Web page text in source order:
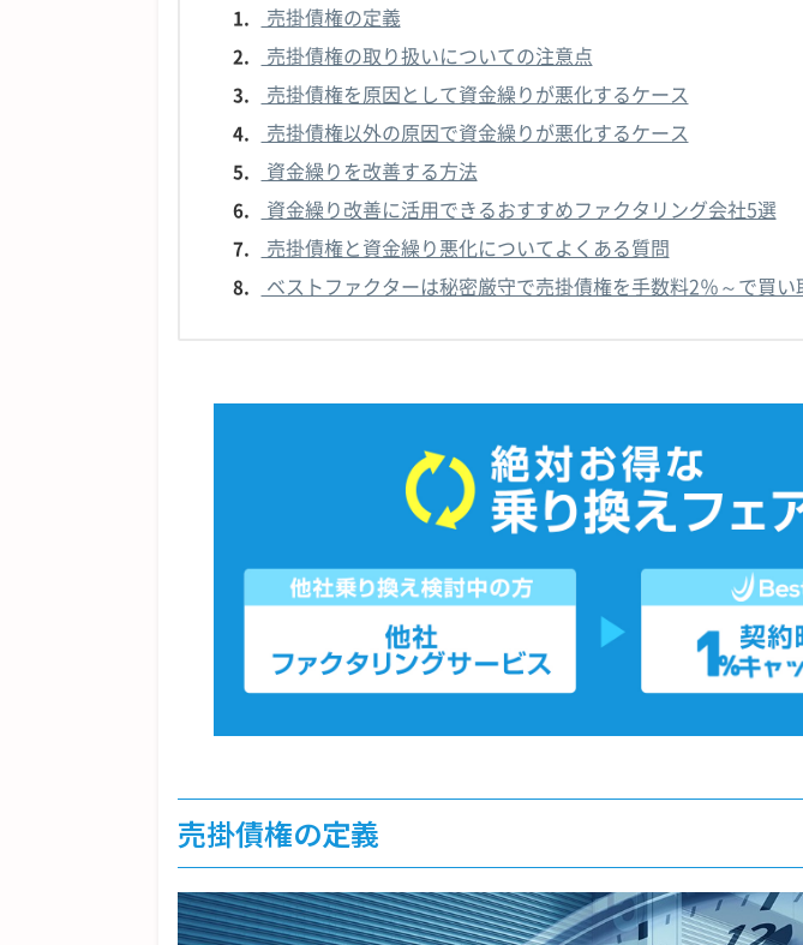
1. 売掛債権の定義
2. 売掛債権の取り扱いについての注意点
3. 売掛債権を原因として資金繰りが悪化するケース
4. 売掛債権以外の原因で資金繰りが悪化するケース
5. 資金繰りを改善する方法
6. 資金繰り改善に活用できるおすすめファクタリング会社5選
7. 売掛債権と資金繰り悪化についてよくある質問
8. ベストファクターは秘密厳守で売掛債権を手数料2％～で買い
売掛債権の定義